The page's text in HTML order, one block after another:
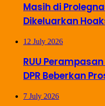
Masih di
Dikeluarkan
12 July 2026
RUU
DPR Beberkan
7 July 2026